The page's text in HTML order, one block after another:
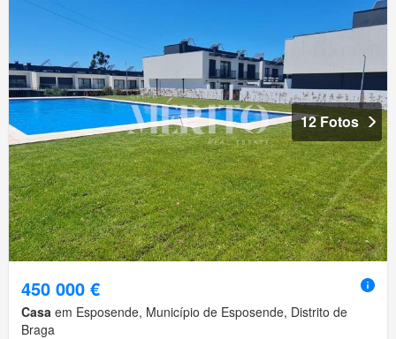
12 Fotos
450 000 €
Casa em Esposende, Município de Esposende, Distrito de
Braga